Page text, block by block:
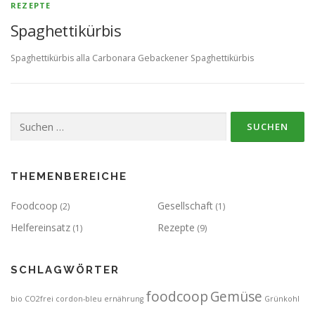
REZEPTE
Spaghettikürbis
Spaghettikürbis alla Carbonara Gebackener Spaghettikürbis
nach:
THEMENBEREICHE
Foodcoop (2) Gesellschaft (1)
Helfereinsatz (1) Rezepte (9)
SCHLAGWÖRTER
bio CO2frei cordon-bleu ernährung foodcoopGemüse Grünkohl